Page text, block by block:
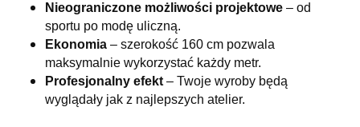
Nieograniczone możliwości projektowe – od
sportu po modę uliczną.
Ekonomia – szerokość 160 cm pozwala
maksymalnie wykorzystać każdy metr.
Profesjonalny efekt– Twoje wyroby będą
wyglądały jak z najlepszych atelier.